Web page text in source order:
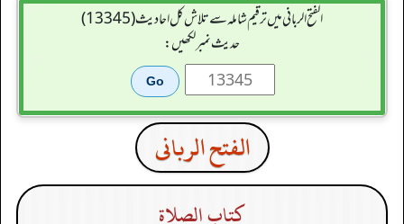
الفتح الربانی میں ترقیم شاملہ سے تلاش کل احادیث (13345)
حدیث نمبر لکھیں:
الفتح الربانی
كتاب الصلاة